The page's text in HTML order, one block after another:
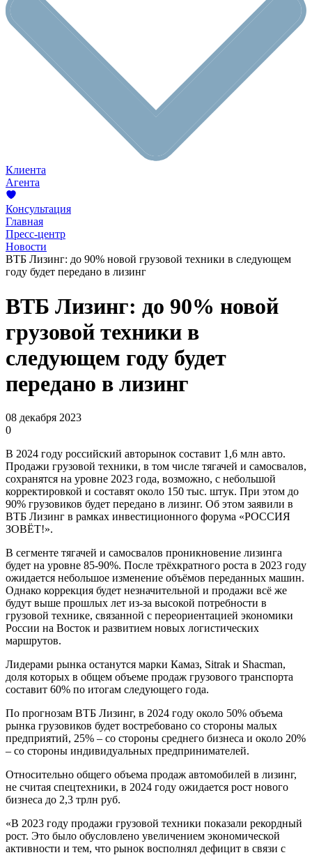
Клиента
Агента
Консультация
Главная
Пресс-центр
Новости
ВТБ Лизинг: до 90% новой грузовой техники в следующем
году будет передано в лизинг
ВТБ Лизинг: до 90% новой
грузовой техники в
следующем году будет
передано в лизинг
08 декабря 2023
0
В 2024 году российский авторынок составит 1,6 млн авто.
Продажи грузовой техники, в том числе тягачей и самосвалов,
сохранятся на уровне 2023 года, возможно, с небольшой
корректировкой и составят около 150 тыс. штук. При этом до
90% грузовиков будет передано в лизинг. Об этом заявили в
ВТБ Лизинг в рамках инвестиционного форума «РОССИЯ
ЗОВЁТ!».
В сегменте тягачей и самосвалов проникновение лизинга
будет на уровне 85-90%. После трёхкратного роста в 2023 году
ожидается небольшое изменение объёмов переданных машин.
Однако коррекция будет незначительной и продажи всё же
будут выше прошлых лет из-за высокой потребности в
грузовой технике, связанной с переориентацией экономики
России на Восток и развитием новых логистических
маршрутов.
Лидерами рынка останутся марки Камаз, Sitrak и Shacman,
доля которых в общем объеме продаж грузового транспорта
составит 60% по итогам следующего года.
По прогнозам ВТБ Лизинг, в 2024 году около 50% объема
рынка грузовиков будет востребовано со стороны малых
предприятий, 25% – со стороны среднего бизнеса и около 20%
– со стороны индивидуальных предпринимателей.
Относительно общего объема продаж автомобилей в лизинг,
не считая спецтехники, в 2024 году ожидается рост нового
бизнеса до 2,3 трлн руб.
«В 2023 году продажи грузовой техники показали рекордный
рост. Это было обусловлено увеличением экономической
активности и тем, что рынок восполнял дефицит в связи с